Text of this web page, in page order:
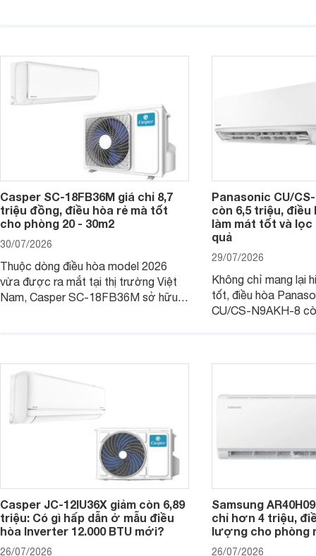
Casper SC-18FB36M giá chỉ 8,7
triệu đồng, điều hòa rẻ mà tốt
cho phòng 20 - 30m2
30/07/2026
Thuộc dòng điều hòa model 2026
vừa được ra mắt tại thị trường Việt
Nam, Casper SC-18FB36M sở hữu
nhiều tính năng và công nghệ hiện đại.
Panasonic CU/
còn 6,5 triệu, điều
làm mát tốt và lọc
quả
29/07/2026
Không chỉ mang lại
tốt, điều hòa
CU/CS-N9AKH-8
Casper JC-12IU36X giảm còn 6,89
triệu: Có gì hấp dẫn ở mẫu điều
hòa Inverter 12.000 BTU mới?
26/07/2026
Samsung
chỉ hơn 4 triệu,
lượng cho phòng
26/07/2026